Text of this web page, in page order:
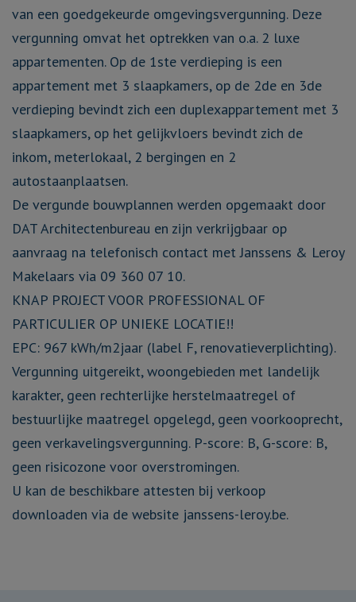
van een goedgekeurde omgevingsvergunning. Deze
vergunning omvat het optrekken van o.a. 2 luxe
appartementen. Op de 1ste verdieping is een
appartement met 3 slaapkamers, op de 2de en 3de
verdieping bevindt zich een duplexappartement met 3
slaapkamers, op het gelijkvloers bevindt zich de
inkom, meterlokaal, 2 bergingen en 2
autostaanplaatsen.
De vergunde bouwplannen werden opgemaakt door
DAT Architectenbureau en zijn verkrijgbaar op
aanvraag na telefonisch contact met Janssens & Leroy
Makelaars via 09 360 07 10.
KNAP PROJECT VOOR PROFESSIONAL OF
PARTICULIER OP UNIEKE LOCATIE!!
EPC: 967 kWh/m2jaar (label F, renovatieverplichting).
Vergunning uitgereikt, woongebieden met landelijk
karakter, geen rechterlijke herstelmaatregel of
bestuurlijke maatregel opgelegd, geen voorkooprecht,
geen verkavelingsvergunning. P-score: B, G-score: B,
geen risicozone voor overstromingen.
U kan de beschikbare attesten bij verkoop
downloaden via de website janssens-leroy.be.